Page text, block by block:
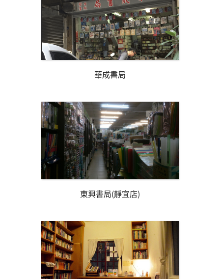
華成書局
東興書局(靜宜店)